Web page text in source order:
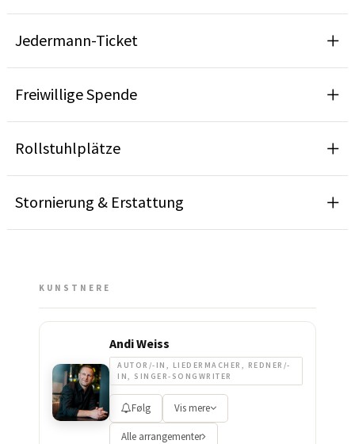
Jedermann-Ticket
Freiwillige Spende
Rollstuhlplätze
Stornierung & Erstattung
KUNSTNERE
Andi Weiss
AUTOR/-IN, LIEDERMACHER, REDNER/-
IN, SINGER-SONGWRITER
Følg Vis mere
Alle arrangementer